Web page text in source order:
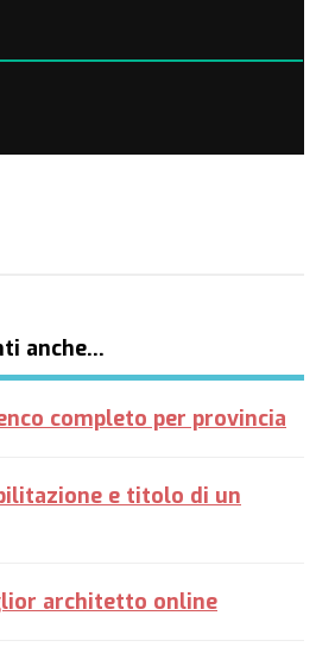
anche…
completo per provincia
e titolo di un
architetto online